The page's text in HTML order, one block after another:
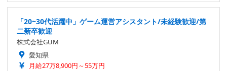
「20~30代活躍中」ゲーム運営アシスタント/未経験歓迎/第
二新卒歓迎
株式会社GUM
愛知県
月給27万8,900円～55万円